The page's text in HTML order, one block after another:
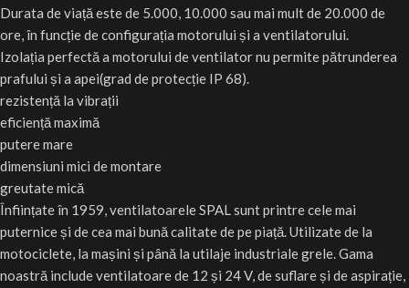
Durata de viață este de 5.000, 10.000 sau mai mult de 20.000 de
ore, în funcție de configurația motorului și a ventilatorului.
Izolația perfectă a motorului de ventilator nu permite pătrunderea
prafului și a apei(grad de protecție IP 68).
rezistență la vibrații
eficiență maximă
putere mare
dimensiuni mici de montare
greutate mică
Înființate în 1959, ventilatoarele SPAL sunt printre cele mai
puternice și de cea mai bună calitate de pe piață. Utilizate de la
motociclete, la mașini și până la utilaje industriale grele. Gama
noastră include ventilatoare de 12 și 24 V, de suflare și de aspirație,